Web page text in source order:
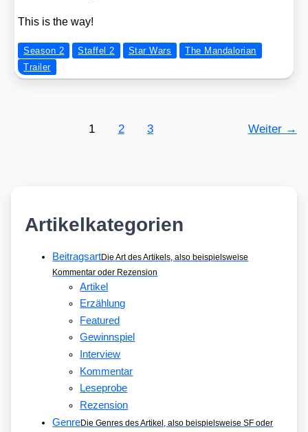
This is the way!
Season 2 Staffel 2 Star Wars
The Mandalorian
Trailer
1 2 3 Weiter →
Artikelkategorien
BeitragsartDie Art des Artikels, also beispielsweise
Kommentar oder Rezension
Artikel
Erzählung
Featured
Gewinnspiel
Interview
Kommentar
Leseprobe
Rezension
GenreDie Genres des Artikel, also beispielsweise SF oder